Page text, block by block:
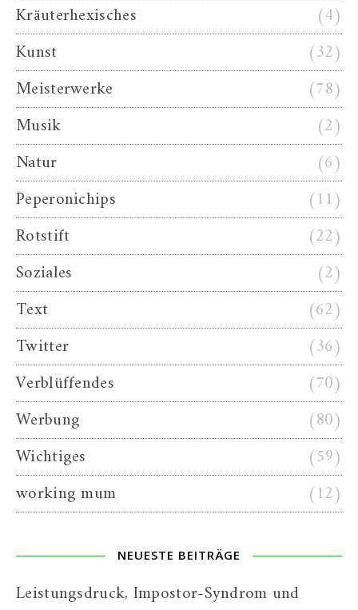
Kräuterhexisches
(4)
Kunst
(32)
Meisterwerke
(78)
Musik
(2)
Natur
(6)
Peperonichips
(11)
Rotstift
(22)
Soziales
(2)
Text
(62)
Twitter
(36)
Verblüffendes
(70)
Werbung
(80)
Wichtiges
(59)
working mum
(12)
NEUESTE BEITRÄGE
Leistungsdruck, Impostor-Syndrom und